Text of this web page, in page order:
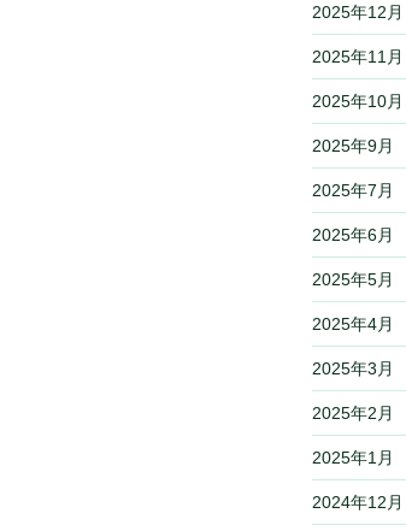
2025年12月
2025年11月
2025年10月
2025年9月
2025年7月
2025年6月
2025年5月
2025年4月
2025年3月
2025年2月
2025年1月
2024年12月